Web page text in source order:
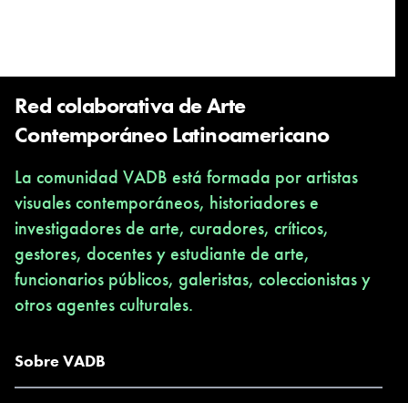
Red colaborativa de Arte
Contemporáneo Latinoamericano
La comunidad VADB está formada por artistas
visuales contemporáneos, historiadores e
investigadores de arte, curadores, críticos,
gestores, docentes y estudiante de arte,
funcionarios públicos, galeristas, coleccionistas y
otros agentes culturales.
Sobre VADB